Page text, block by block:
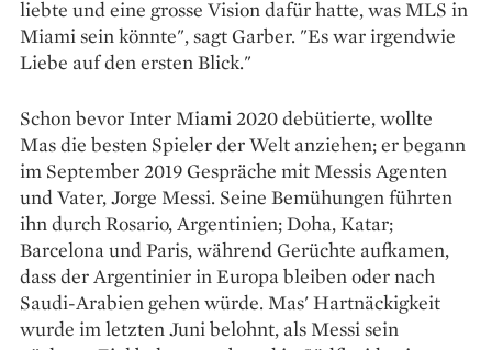
liebte und eine grosse Vision dafür hatte, was MLS in
Miami sein könnte", sagt Garber. "Es war irgendwie
Liebe auf den ersten Blick."
Schon bevor Inter Miami 2020 debütierte, wollte
Mas die besten Spieler der Welt anziehen; er begann
im September 2019 Gespräche mit Messis Agenten
und Vater, Jorge Messi. Seine Bemühungen führten
ihn durch Rosario, Argentinien; Doha, Katar;
Barcelona und Paris, während Gerüchte aufkamen,
dass der Argentinier in Europa bleiben oder nach
Saudi-Arabien gehen würde. Mas' Hartnäckigkeit
wurde im letzten Juni belohnt, als Messi sein